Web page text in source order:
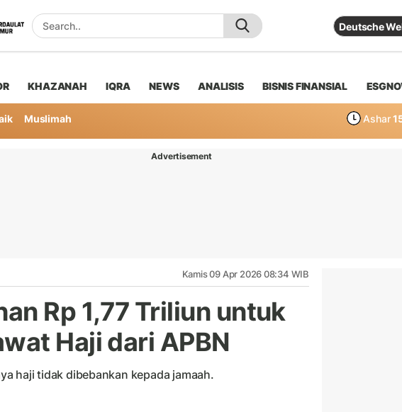
Deutsche
KHAZANAH IQRA NEWS ANALISIS BISNIS FINANSIAL
Muslimah Ashar
Advertisement
Kamis 09 Apr 2026 08:34 WIB
Rp 1,77 Triliun untuk
Haji dari APBN
haji tidak dibebankan kepada jamaah.